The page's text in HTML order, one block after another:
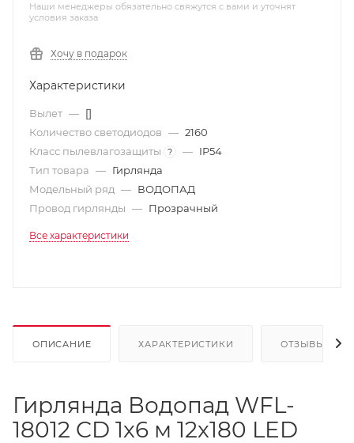
Наши менеджеры обязательно свяжутся с вами и уточнят
условия заказа
Хочу в подарок
Характеристики
Вылет — []
Количество светодиодов — 2160
Класс пылевлагозащиты
? — IP54
Тип товара — Гирлянда
Модельный ряд — ВОДОПАД
Провод гирлянды — Прозрачный
Все характеристики
ОПИСАНИЕ ХАРАКТЕРИСТИКИ ОТЗЫВЫ
Гирлянда Водопад WFL-
18012 CD 1х6 м 12х180 LED